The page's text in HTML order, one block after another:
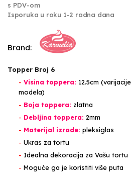
s PDV-om
Isporuka u roku 1-2 radna dana
Brand:
Topper Broj 6
- Visina toppera: 12.5cm
modela)
- Boja toppera: zlatna
- Debljina toppera: 2mm
- Materijal izrade: pleksiglas
- Ukras za tortu
- Idealna dekoracija za Vašu tortu
- Moguće ga je koristiti više puta